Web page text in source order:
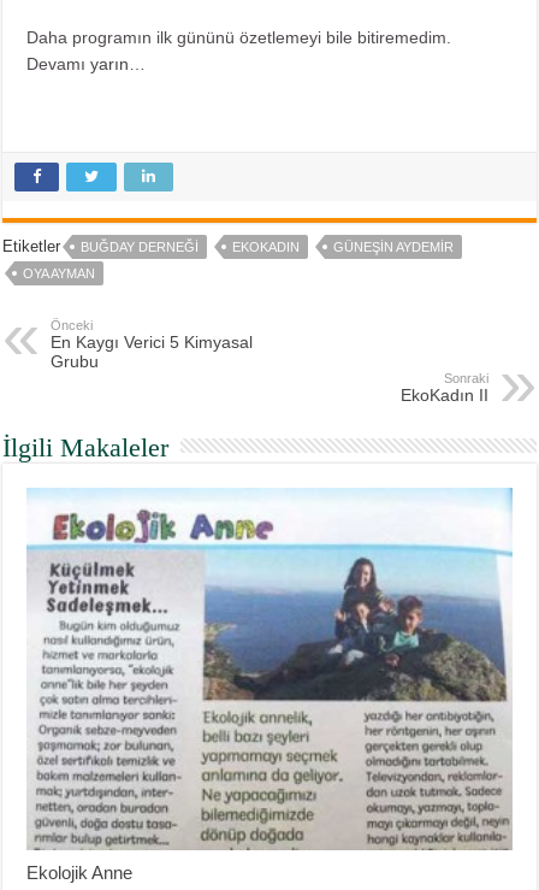
Daha programın ilk gününü özetlemeyi bile bitiremedim.
Devamıyarın
Etiketler BUĞDAY DERNEĞI EKOKADIN
GÜNEŞIN AYDEMIR
OYA AYMAN
Önceki
En Kaygı Verici 5 Kimyasal
Grubu
Sonraki
EkoKadın II
İlgili Makaleler
Ekolojik Anne